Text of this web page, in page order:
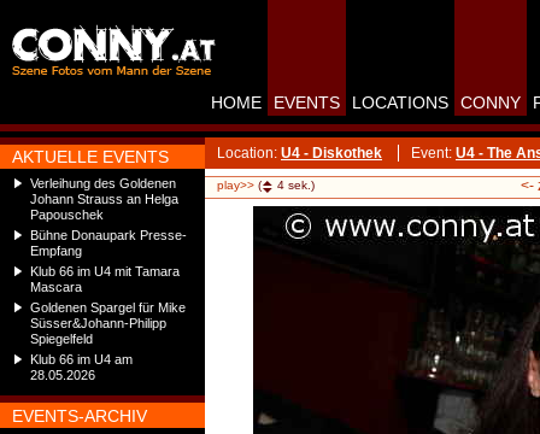
AKTUELLE EVENTS
Verleihung des Goldenen
Johann Strauss an Helga
Papouschek
Bühne Donaupark Presse-
Empfang
Klub 66 im U4 mit Tamara
Mascara
Goldenen Spargel für Mike
Süsser&Johann-Philipp
Spiegelfeld
Klub 66 im U4 am
28.05.2026
EVENTS-ARCHIV
HOME EVENTS LOCATIONS CONNY
Location: U4 - Diskothek Event: U4 - The
play>> ( 4 sek.) <-